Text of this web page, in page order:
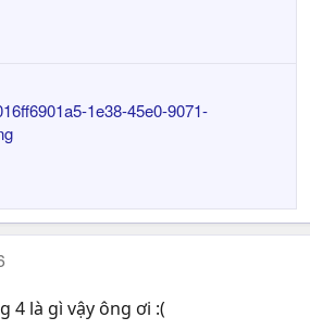
1e38-45e0-9071-
4 là gì vậy ông ơi :(